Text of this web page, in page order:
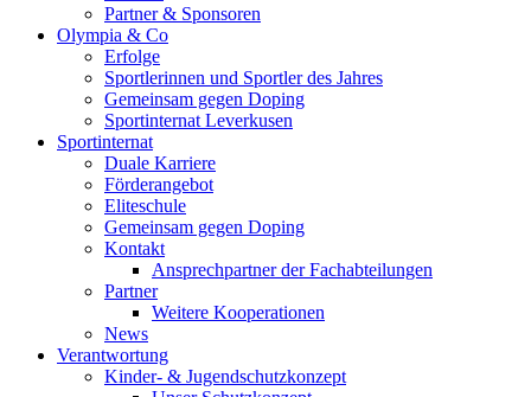
Partner & Sponsoren
Olympia & Co
Erfolge
Sportlerinnen und Sportler des Jahres
Gemeinsam gegen Doping
Sportinternat Leverkusen
Sportinternat
Duale Karriere
Förderangebot
Eliteschule
Gemeinsam gegen Doping
Kontakt
Ansprechpartner der Fachabteilungen
Partner
Weitere Kooperationen
News
Verantwortung
Kinder- & Jugendschutzkonzept